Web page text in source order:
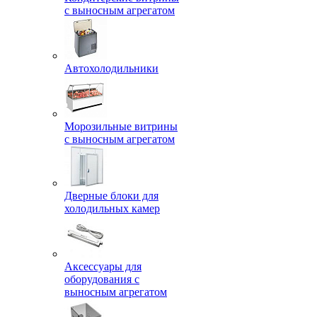
с выносным агрегатом
Автохолодильники
Морозильные витрины
с выносным агрегатом
Дверные блоки для
холодильных камер
Аксессуары для
оборудования с
выносным агрегатом